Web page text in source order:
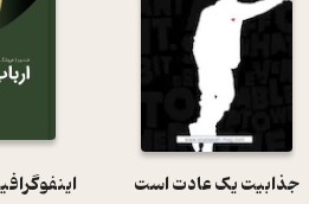
جذابیت یک عادت است